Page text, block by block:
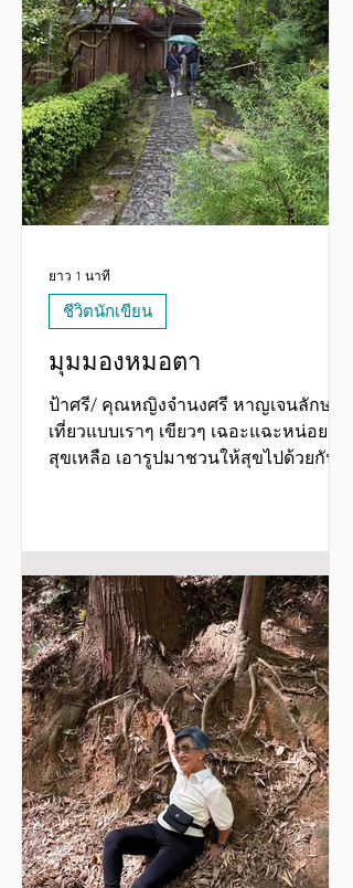
มุมมองหมอตา
ป้าศรี/ คุณหญิงจำนงศรี หาญเจนลักษณ์
เที่ยวแบบเราๆ เขียวๆ เฉอะแฉะหน่อย แต่
สุขเหลือ เอารูปมาชวนให้สุขไปด้วยกัน
เจ)จะชอบ ซึ่งไม่จำเป็นต้องเนี๊ยบนัก แต่
ให้มีไอใสๆๆแห่งความสนุก ในความไม่
เนี๊ยบนั้น หมอสรรพัฒน์ (ไต๋) ใช้ชีวิตส่อง
กล้องตรวจประสาทตาคนไข้มาตลอด
หลายสิบปี พอมาเที่ยวพักผ่อนก็ยังชอบใช้
กล้องในโทรศัพท์ ส่องและถ่ายรูปรายละ
เอียดเล็กๆ น้อยๆ ที
ชีวิตนักเขียน
ยาว 1 นาที